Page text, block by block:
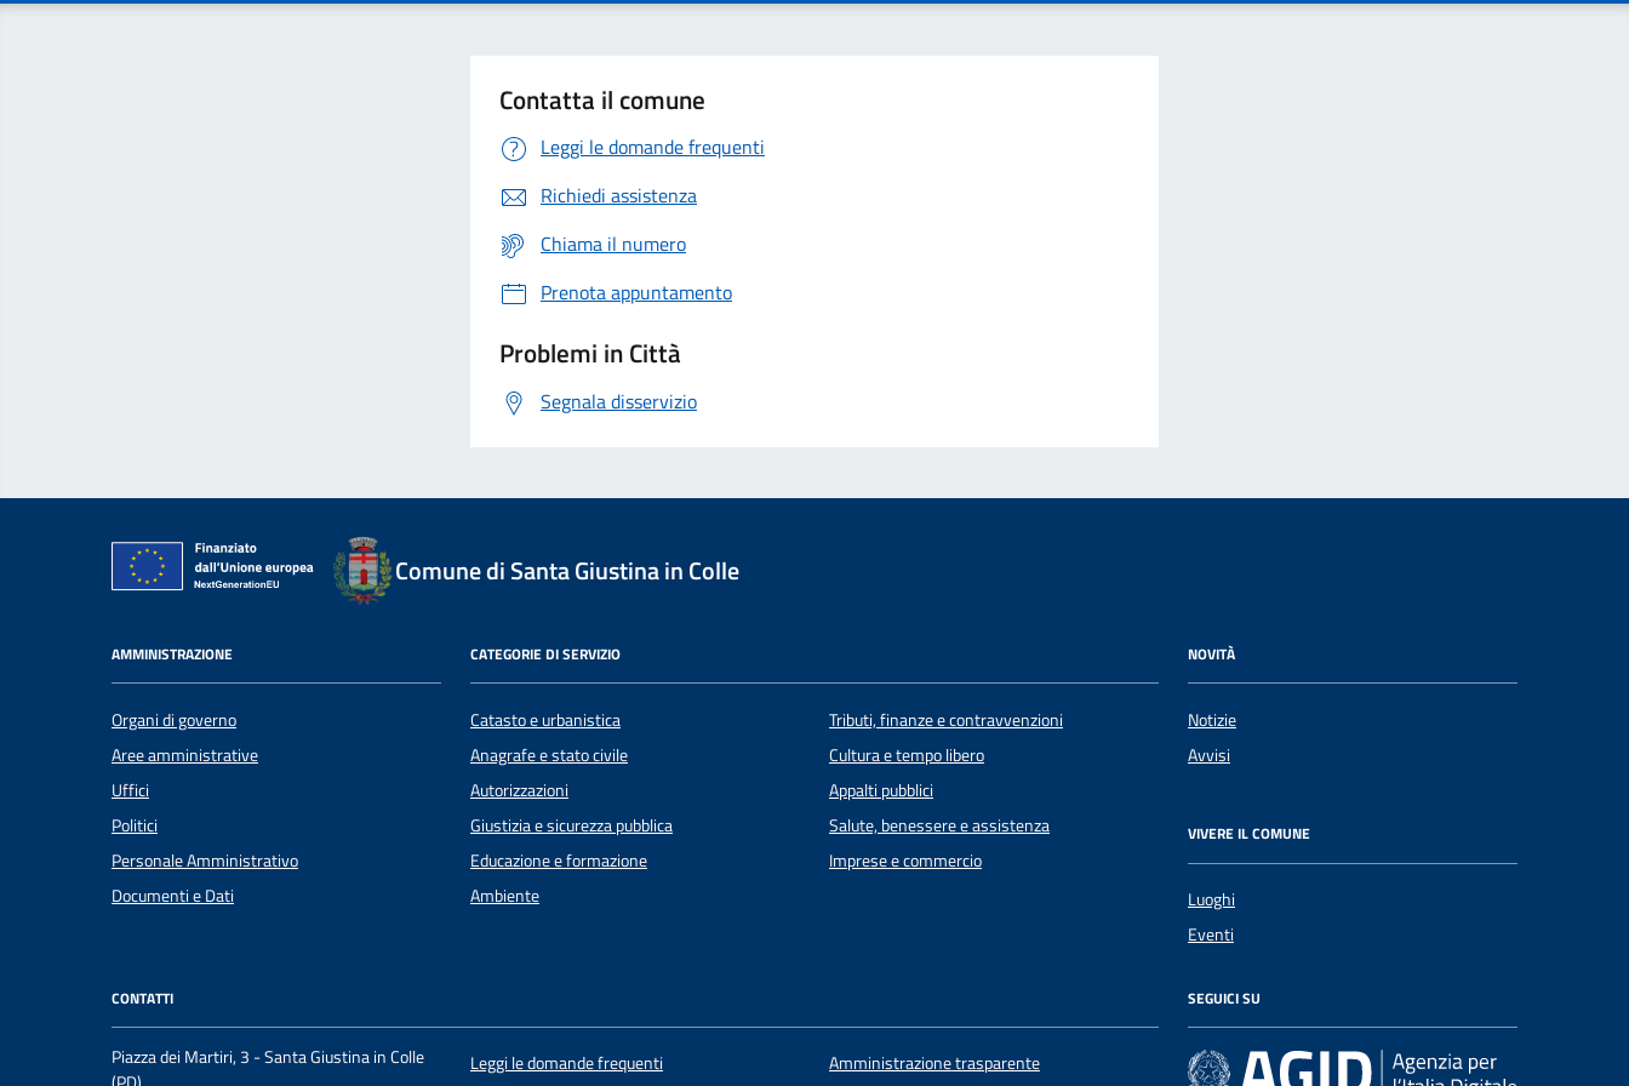
Contatta il comune
Leggi le domande frequenti
Richiedi assistenza
Chiama il numero
Prenota appuntamento
Problemi in Città
Segnala disservizio
Comune di Santa Giustina in Colle
AMMINISTRAZIONE
Organi di governo
Aree amministrative
Uffici
Politici
Personale Amministrativo
Documenti e Dati
CATEGORIE DI SERVIZIO
Catasto e urbanistica
Anagrafe e stato civile
Autorizzazioni
Giustizia e sicurezza pubblica
Educazione e formazione
Ambiente
Tributi, finanze e contravvenzioni
Cultura e tempo libero
Appalti pubblici
Salute, benessere e assistenza
Imprese e commercio
NOVITÀ
Notizie
Avvisi
VIVERE IL COMUNE
Luoghi
Eventi
CONTATTI
Piazza dei Martiri, 3 - Santa Giustina in Colle
Leggi le domande frequenti
Amministrazione trasparente
SEGUICI SU